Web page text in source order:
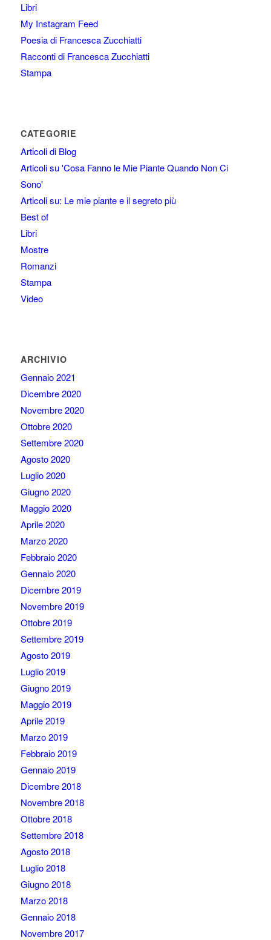
Libri
My Instagram Feed
Poesia di Francesca Zucchiatti
Racconti di Francesca Zucchiatti
Stampa
CATEGORIE
Articoli di Blog
Articoli su 'Cosa Fanno le Mie Piante Quando Non Ci
Sono'
Articoli su: Le mie piante e il segreto più
Best of
Libri
Mostre
Romanzi
Stampa
Video
ARCHIVIO
Gennaio 2021
Dicembre 2020
Novembre 2020
Ottobre 2020
Settembre 2020
Agosto 2020
Luglio 2020
Giugno 2020
Maggio 2020
Aprile 2020
Marzo 2020
Febbraio 2020
Gennaio 2020
Dicembre 2019
Novembre 2019
Ottobre 2019
Settembre 2019
Agosto 2019
Luglio 2019
Giugno 2019
Maggio 2019
Aprile 2019
Marzo 2019
Febbraio 2019
Gennaio 2019
Dicembre 2018
Novembre 2018
Ottobre 2018
Settembre 2018
Agosto 2018
Luglio 2018
Giugno 2018
Marzo 2018
Gennaio 2018
Novembre 2017